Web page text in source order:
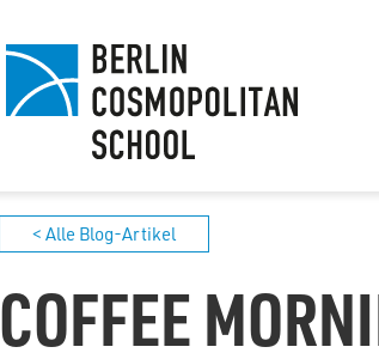
< Alle Blog-Artikel
COFFEE